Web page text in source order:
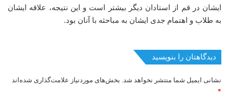
ایشان در قم از استادان دیگر بیشتر است و این نتیجه، علاقه ایشان
به طلاب و اهتمام جدی ایشان به مباحثه با آنان بود.
دیدگاهتان را بنویسید
نشانی ایمیل شما منتشر نخواهد شد. بخش‌های موردنیاز علامت‌گذاری شده‌اند
*